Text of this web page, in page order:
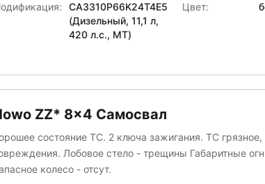
вмятины.СА3310Р66K24T4E5
(Дизельный, 11,1 л,
420 л.с., МТ)
Цвет:
ZZ* 8x4 Самосвал
состояние ТС. 2 ключа зажигания. ТС
Лобовое стело - трещины Габаритные
колесо - отсут.